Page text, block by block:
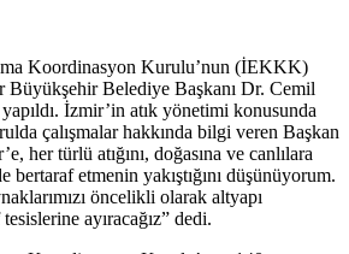
Koordinasyon Kurulu’nun (İEKKK)
Büyükşehir Belediye Başkanı Dr. Cemil
yapıldı. İzmir’in atık yönetimi konusunda
çalışmalar hakkında bilgi veren Başkan
her türlü atığını, doğasına ve canlılara
bertaraf etmenin yakıştığını düşünüyorum.
öncelikli olarak altyapı
ayıracağız” dedi.